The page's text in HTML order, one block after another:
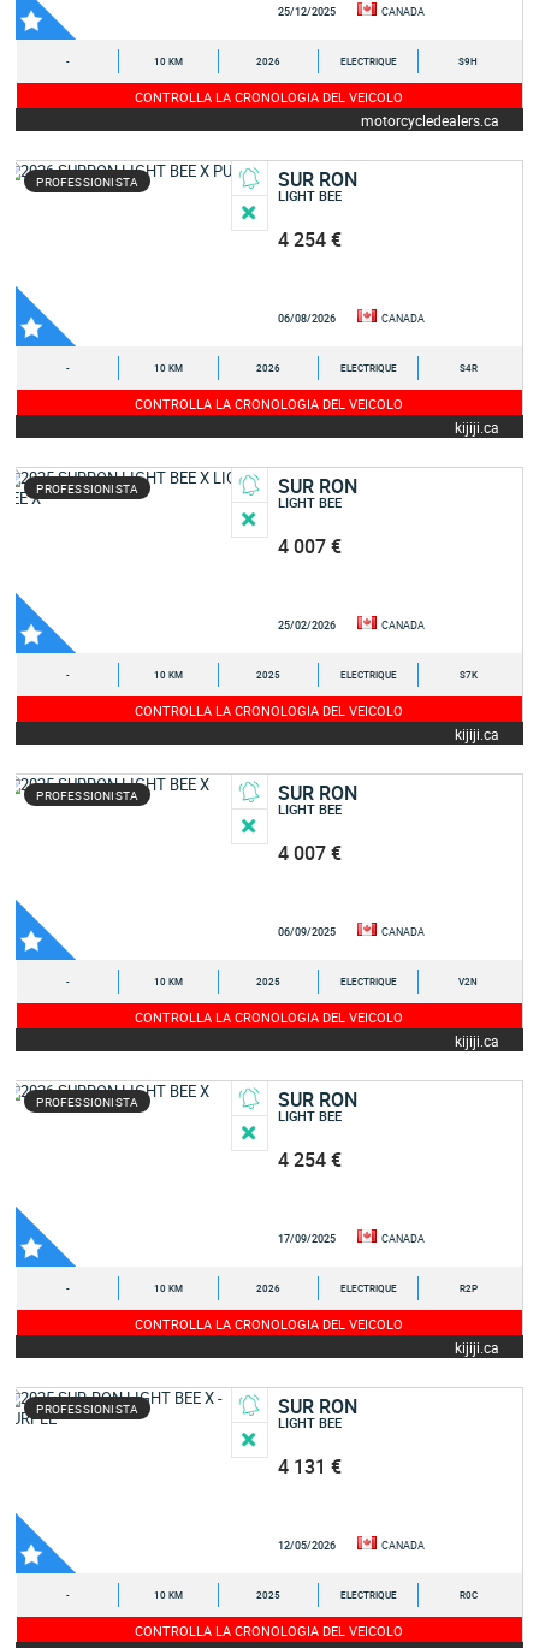
25/12/2025 CANADA
- 10 KM 2026 ELECTRIQUE S9H
CONTROLLA LA CRONOLOGIA DEL VEICOLO
motorcycledealers.ca
PROFESSIONISTA SUR RON
LIGHT BEE
4 254 €
06/08/2026 CANADA
- 10 KM 2026 ELECTRIQUE S4R
CONTROLLA LA CRONOLOGIA DEL VEICOLO
kijiji.ca
PROFESSIONISTA SUR RON
LIGHT BEE
4 007 €
25/02/2026 CANADA
- 10 KM 2025 ELECTRIQUE S7K
CONTROLLA LA CRONOLOGIA DEL VEICOLO
kijiji.ca
PROFESSIONISTA SUR RON
LIGHT BEE
4 007 €
06/09/2025 CANADA
- 10 KM 2025 ELECTRIQUE V2N
CONTROLLA LA CRONOLOGIA DEL VEICOLO
kijiji.ca
PROFESSIONISTA SUR RON
LIGHT BEE
4 254 €
17/09/2025 CANADA
- 10 KM 2026 ELECTRIQUE R2P
CONTROLLA LA CRONOLOGIA DEL VEICOLO
kijiji.ca
PROFESSIONISTA SUR RON
LIGHT BEE
4 131 €
12/05/2026 CANADA
- 10 KM 2025 ELECTRIQUE R0C
CONTROLLA LA CRONOLOGIA DEL VEICOLO